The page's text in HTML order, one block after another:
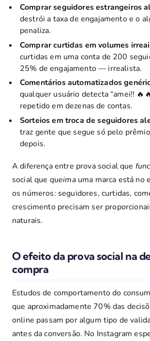
Comprar seguidores estrangeiros
destrói a taxa de engajamento e o
penaliza.
Comprar curtidas em volumes
curtidas em uma conta de 200
25% de engajamento — irrealista.
Comentários automatizados
qualquer usuário detecta “amei!!
repetido em dezenas de contas.
Sorteios em troca de seguidores
traz gente que segue só pelo
depois.
A diferença entre prova social que
social que queimauma marca está no
os números: seguidores, curtidas,
crescimento precisam ser
naturais.
O efeito da prova social na
compra
Estudos de comportamento do
que aproximadamente 70% das
online passam por algum tipo de
antes da conversão. No Instagram